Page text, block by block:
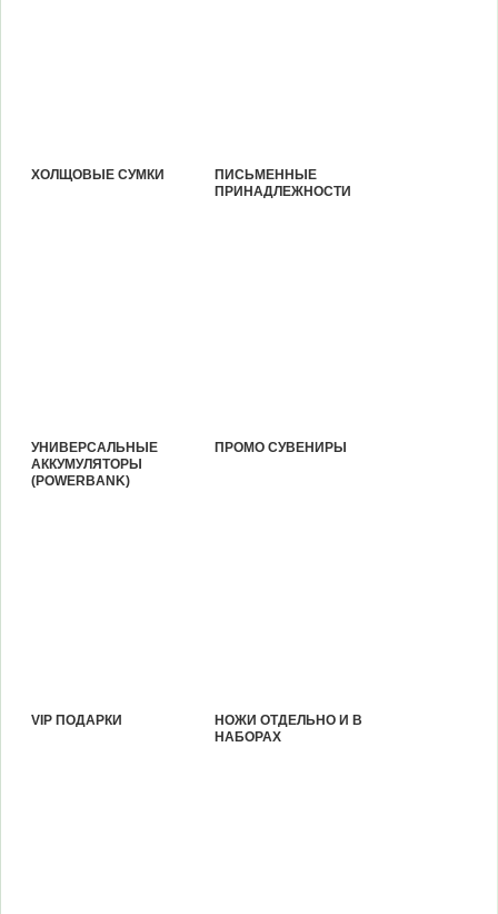
ХОЛЩОВЫЕ СУМКИ
ПИСЬМЕННЫЕ
ПРИНАДЛЕЖНОСТИ
УНИВЕРСАЛЬНЫЕ
АККУМУЛЯТОРЫ
(POWERBANK)
ПРОМО СУВЕНИРЫ
VIP ПОДАРКИ
НОЖИ ОТДЕЛЬНО И В
НАБОРАХ